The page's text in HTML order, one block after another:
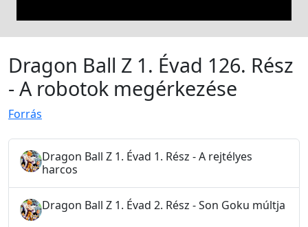
Dragon Ball Z 1. Évad 126. Rész
- A robotok megérkezése
Forrás
Dragon Ball Z 1. Évad 1. Rész - A rejtélyes
harcos
Dragon Ball Z 1. Évad 2. Rész - Son Goku múltja